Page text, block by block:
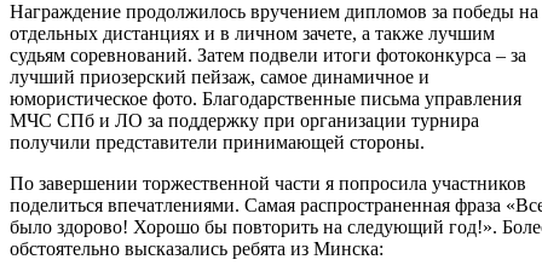
Награждение продолжилось вручением дипломов за победы на
отдельных дистанциях и в личном зачете, а также лучшим
судьям соревнований. Затем подвели итоги фотоконкурса – за
лучший приозерский пейзаж, самое динамичное и
юмористическое фото. Благодарственные письма управления
МЧС СПб и ЛО за поддержку при организации турнира
получили представители принимающей стороны.
По завершении торжественной части я попросила участников
поделиться впечатлениями. Самая распространенная фраза
было здорово! Хорошо бы повторить на следующий год!».
обстоятельно высказались ребята из Минска: